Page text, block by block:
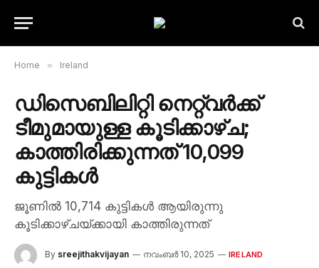
Home » Ireland
ഡിസെബിലിറ്റി നെറ്റ്‌വർക്ക്
ടീമുമായുള്ള കൂടിക്കാഴ്ച;
കാത്തിരിക്കുന്നത് 10,099
കുട്ടികൾ
ജൂണിൽ 10,714 കുട്ടികൾ ആയിരുന്നു
കൂടിക്കാഴ്ചയ്ക്കായി കാത്തിരുന്നത്
By sreejithakvijayan നവംബർ 10, 2025 IRELAND